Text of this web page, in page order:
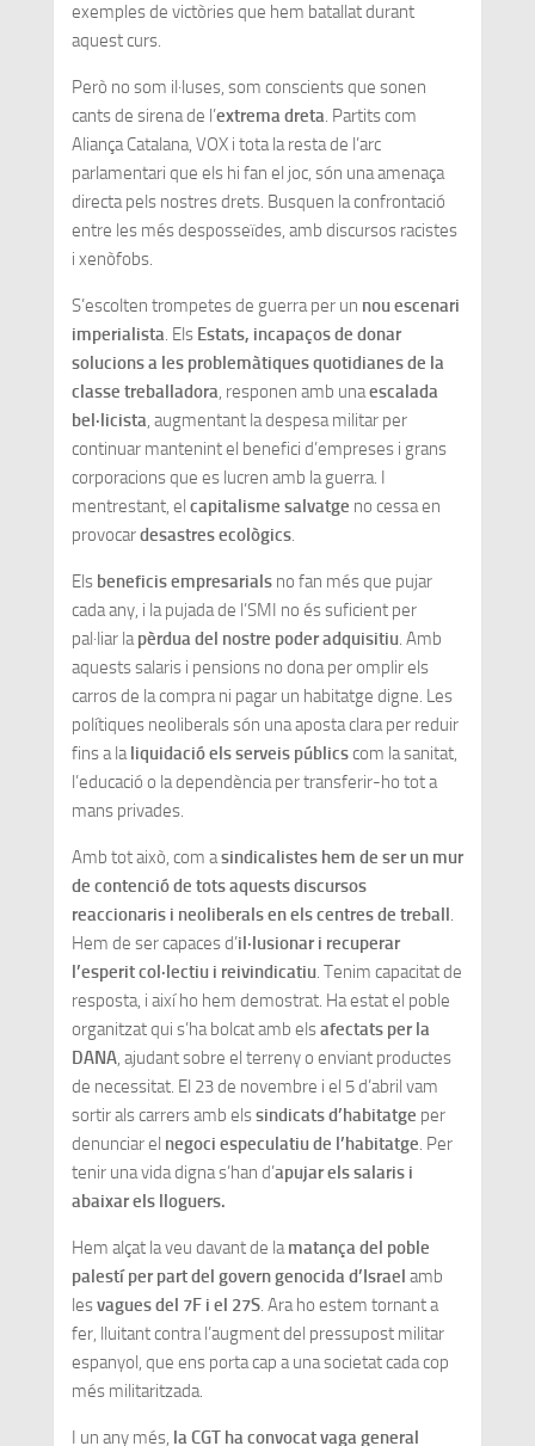
exemples de victòries que hem batallat durant
aquest curs.
Però no som il·luses, som conscients que sonen
cants de sirena de l’extrema dreta. Partits com
Aliança Catalana, VOX i tota la resta de l’arc
parlamentari que els hi fan el joc, són una amenaça
directa pels nostres drets. Busquen la confrontació
entre les més desposseïdes, amb discursos racistes
i xenòfobs.
S’escolten trompetes de guerra per un nou escenari
imperialista. Els Estats, incapaços de donar
solucions a les problemàtiques quotidianes de la
classe treballadora, responen amb unaescalada
bel·licista, augmentant la despesa militar per
continuar mantenint el benefici d’empreses i grans
corporacions que es lucren amb la guerra. I
mentrestant, el capitalisme salvatge no cessa en
provocardesastres ecològics.
Els beneficis empresarialsno fan més que pujar
cada any, i la pujada de l’SMI no és suficient per
pal·liar lapèrdua del nostre poder adquisitiu. Amb
aquests salaris i pensions no dona per omplir els
carros de la compra ni pagar un habitatge digne. Les
polítiques neoliberals són una aposta clara per reduir
fins a laliquidació els serveis públicscom la sanitat,
l’educació o la dependència per transferir-ho tot a
mans privades.
Amb tot això, com asindicalistes hem de ser un mur
de contenció de tots aquests discursos
reaccionaris i neoliberals en els centres de treball.
Hem de ser capaces d’il·lusionar i recuperar
l’esperit col·lectiu i reivindicatiu. Tenim capacitat de
resposta, i així ho hem demostrat. Ha estat el poble
organitzat qui s’ha bolcat amb elsafectats per la
DANA, ajudant sobre el terreny o enviant productes
de necessitat. El 23 de novembre i el 5 d’abril vam
sortir als carrers amb elssindicats d’habitatge per
denunciar el negoci especulatiu de l’habitatge. Per
tenir una vida digna s’han d’apujar els salaris i
abaixar els lloguers.
Hem alçat la veu davant de lamatança del poble
palestí per part del govern genocida d’Israel amb
lesvagues del 7F i el 27S. Ara ho estem tornant a
fer, lluitant contra l’augment del pressupost militar
espanyol, que ens porta cap a una societat cada cop
més militaritzada.
I un any més, la CGT ha convocat vaga general